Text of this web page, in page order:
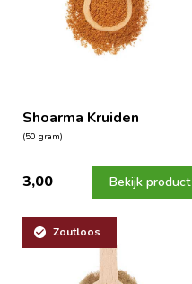
Shoarma Kruiden
(50 gram)
3,00 Bekijk product
Zoutloos